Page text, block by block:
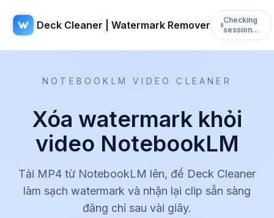
Deck Cleaner | Watermark Remover
Checking
session…
NOTEBOOKLM VIDEO CLEANER
Xóa watermark khỏi
video NotebookLM
Tải MP4 từ NotebookLM lên, để Deck Cleaner
làm sạch watermark và nhận lại clip sẵn sàng
đăng chỉ sau vài giây.